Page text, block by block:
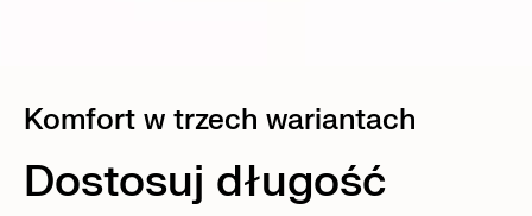
Komfort w trzech wariantach
Dostosuj długość